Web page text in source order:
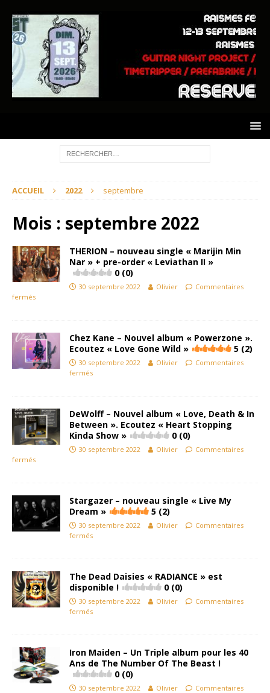
ACCUEIL 2022 septembre
Mois : septembre 2022
THERION – nouveau single « Marijin Min
Nar » + pre-order « Leviathan II »
0 (0)
30 septembre 2022 Olivier
Commentaires
fermés
Chez Kane – Nouvel album « Powerzone ».
Ecoutez « Love Gone Wild »
5 (2)
30 septembre 2022 Olivier
Commentaires
fermés
DeWolff – Nouvel album « Love, Death & In
Between ». Ecoutez « Heart Stopping
Kinda Show »
0 (0)
30 septembre 2022 Olivier
Commentaires
fermés
Stargazer – nouveau single « Live My
Dream »
5 (2)
30 septembre 2022 Olivier
Commentaires
fermés
The Dead Daisies « RADIANCE » est
disponible !
0 (0)
30 septembre 2022 Olivier
Commentaires
fermés
Iron Maiden – Un Triple album pour les 40
Ans de The Number Of The Beast !
0 (0)
30 septembre 2022 Olivier
Commentaires